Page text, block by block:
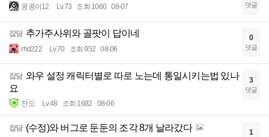
콩콩이12 Lv.73 조회 1060 08-07 댓글
잡담 추가주사위와 골팟이 답이네
rhd222 Lv.70 조회 952 08-06
0
댓글
잡담 와우 설정 캐릭터별로 따로 노는데 통일시키는법 있나
요
잔도 Lv.48 조회 1682 08-06
3
댓글
잡담 (수정)와 버그로 둔둔의 조각 8개 날라갔다 1